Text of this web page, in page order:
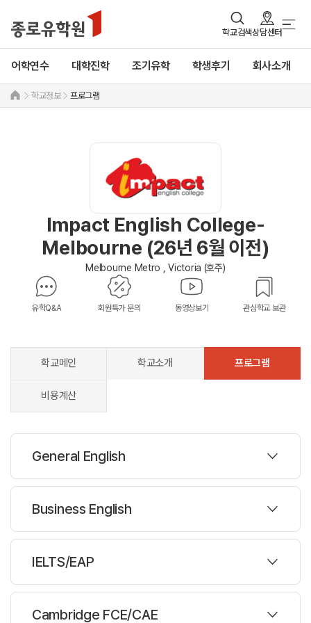
학교검색상담센터
어학연수 대학진학 조기유학 학생후기 회사소개
학교정보 프로그램
Impact English College-
Melbourne (26년 6월 이전)
Melbourne Metro , Victoria (호주)
유학Q&A 회원특가 문의 동영상보기 관심학교 보관
학교메인 학교소개 프로그램
비용계산
General English
프로그램
주당레슨 :20시간
Business English
프로그램
주당레슨 :20시간
한반명수 :
IELTS/EAP
프로그램
Cambridge FCE/CAE